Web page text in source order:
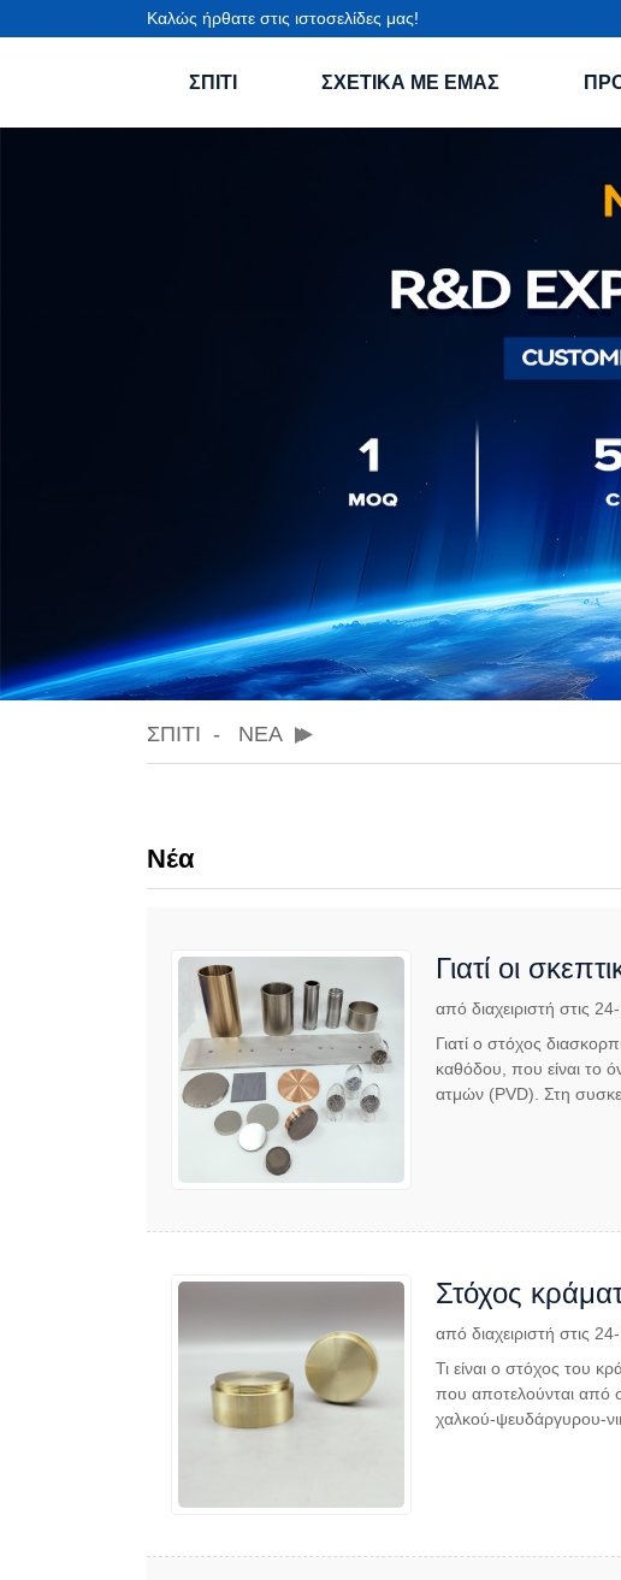
Καλώς ήρθατε στις ιστοσελίδες μας!
ΣΠΊΤΙ ΣΧΕΤΙΚΆ ΜΕ ΕΜΆΣ
ΣΠΊΤΙ ΝΈΑ
Νέα
Γιατί οι
από διαχειριστή στις
Γιατί ο στόχος
καθόδου, που είναι το
ατμών (PVD). Στη
Στόχος
από διαχειριστή στις
Τι είναι ο στόχος του
που αποτελούνται από
χαλκού-ψευδάργυρου-